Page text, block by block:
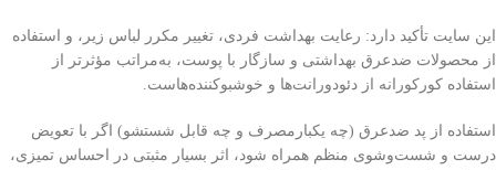
این سایت تأکید دارد: رعایت بهداشت فردی، تغییر مکرر لباس زیر، و استفاده
از محصولات ضدعرق بهداشتی و سازگار با پوست، به‌مراتب مؤثرتر از
استفاده کورکورانه از دئودورانت‌ها و خوشبوکننده‌هاست.
استفاده از پد ضدعرق (چه یکبارمصرف و چه قابل شستشو) اگر با تعویض
درست و شست‌وشوی منظم همراه شود، اثر بسیار مثبتی در احساس تمیزی،